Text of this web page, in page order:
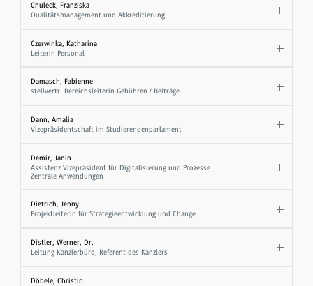
Chuleck, Franziska
Qualitätsmanagement und Akkreditierung
Czerwinka, Katharina
Leiterin Personal
Damasch, Fabienne
stellvertr. Bereichsleiterin Gebühren / Beiträge
Dann, Amalia
Vizepräsidentschaft im Studierendenparlament
Demir, Janin
Assistenz Vizepräsident für Digitalisierung und Prozesse
Zentrale Anwendungen
Dietrich, Jenny
Projektleiterin für Strategieentwicklung und Change
Distler, Werner, Dr.
Leitung Kanzlerbüro, Referent des Kanzlers
Döbele, Christin